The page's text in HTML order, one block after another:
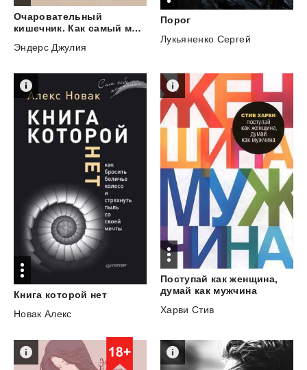
Очаровательный
кишечник. Как самый могущественный орган управляет нами
Эндерс Джулия
Порог
Лукьяненко Сергей
Книга которой нет
Новак Алекс
Поступай как женщина,
думай как мужчина
Харви Стив